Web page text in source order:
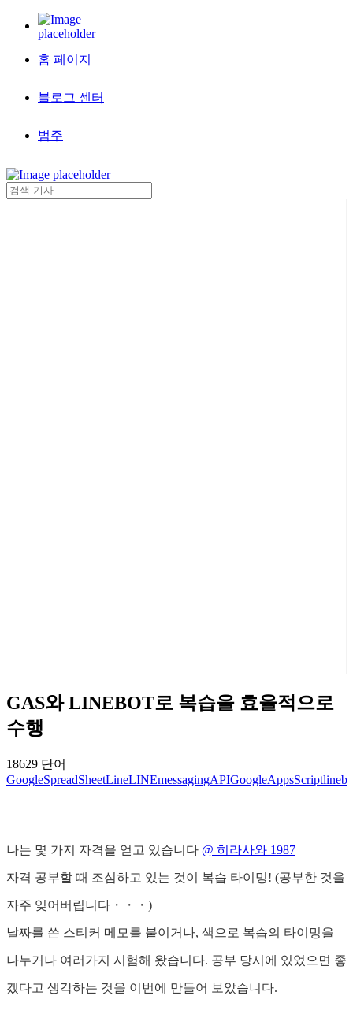
홈 페이지
블로그 센터
범주
GAS와 LINEBOT로 복습을 효율적으로
수행
18629 단어
GoogleSpreadSheetLineLINEmessagingAPIGoogleAppsScript
나는 몇 가지 자격을 얻고 있습니다 @ 히라사와 1987
자격 공부할 때 조심하고 있는 것이 복습 타이밍! (공부한 것을
자주 잊어버립니다・・・)
날짜를 쓴 스티커 메모를 붙이거나, 색으로 복습의 타이밍을
나누거나 여러가지 시험해 왔습니다. 공부 당시에 있었으면 좋
겠다고 생각하는 것을 이번에 만들어 보았습니다.